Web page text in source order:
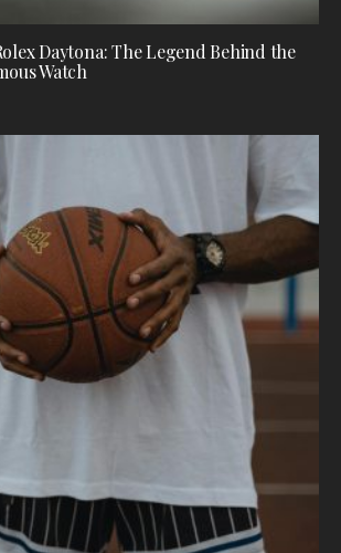
Daytona: The Legend Behind the
Watch